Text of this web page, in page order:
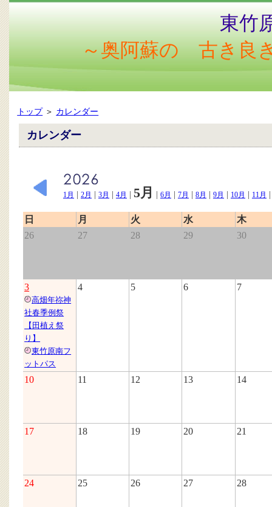
東竹
～奥阿蘇の 古き良
トップ＞ カレンダー
カレンダー
1月 | 2月 | 3月 | 4月 | 5月 | 6月 | 7月 | 8月 | 9月 | 10月 | 11月
日 月 火 水
木
26
27 28 29 30
3
高畑年祢神
社春季例祭
【田植え祭
り】
東竹原南フ
ットパス
4 5 6 7
10 11 12 13 14
17 18 19 20 21
24 25 26 27 28